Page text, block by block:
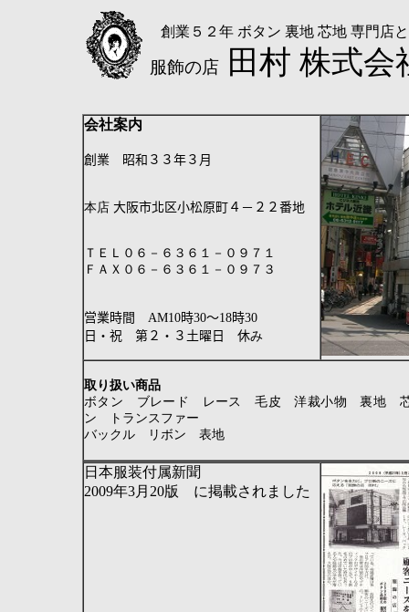
創業５２年 ボタン 裏地 芯地 専門店
服飾の店 田村 株式会
会社案内
創業 昭和３３年３月
本店 大阪市北区小松原町４－２２番地
ＴＥＬ０６－６３６１－０９７１
ＦＡＸ０６－６３６１－０９７３
営業時間 AM10時30～18時30
日・祝 第２・３土曜日 休み
取り扱い商品
ボタン ブレード レース 毛皮 洋裁小物 裏地
ン トランスファー
バックル リボン 表地
日本服装付属新聞
2009年3月 20版 に掲載されました